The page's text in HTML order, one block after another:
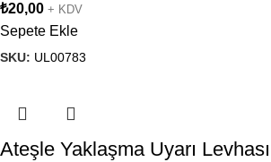
₺20,00 + KDV
Sepete Ekle
SKU: UL00783
Ateşle Yaklaşma Uyarı Levhası